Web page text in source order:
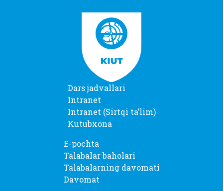
Dars jadvallari
Intranet
Intranet (Sirtqi taʼlim)
Kutubxona
E-pochta
Talabalar baholari
Talabalarning davomati
Davomat